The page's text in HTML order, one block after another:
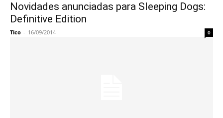
Novidades anunciadas para Sleeping Dogs:
Definitive Edition
Tico - 16/09/2014 0